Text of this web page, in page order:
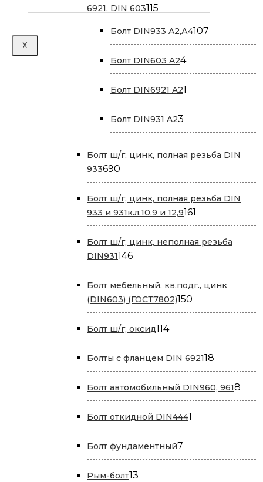
X
6921, DIN 603115
Болт DIN933 A2,А4107
товаров
Болт DIN603 A244
товара
Болт DIN6921 A21
товар
Болт DIN931 A23
товара
Болт ш/г, цинк, полная резьба DIN
933690
товаров
Болт ш/г, цинк, полная резьба DIN
933 и 931к.л.10.9 и 12,9161
товар
Болт ш/г, цинк, неполная резьба
DIN931146146
товаров
Болт мебельный, кв.подг., цинк
(DIN603) (ГОСТ7802)150
товаров
Болт ш/г, оксид114114
товаров
Болты с фланцем DIN 692118
товаров
Болт автомобильный DIN960, 9618
Болт откидной DIN4441
товар
Болт фундаментный7
товаров
Рым-болт13